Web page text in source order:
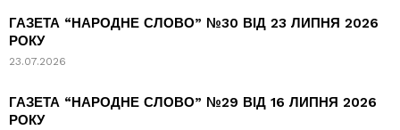
ГАЗЕТА “НАРОДНЕ СЛОВО” №30 ВІД 23 ЛИПНЯ 2026
РОКУ
23.07.2026
ГАЗЕТА “НАРОДНЕ СЛОВО” №29 ВІД 16 ЛИПНЯ 2026
РОКУ